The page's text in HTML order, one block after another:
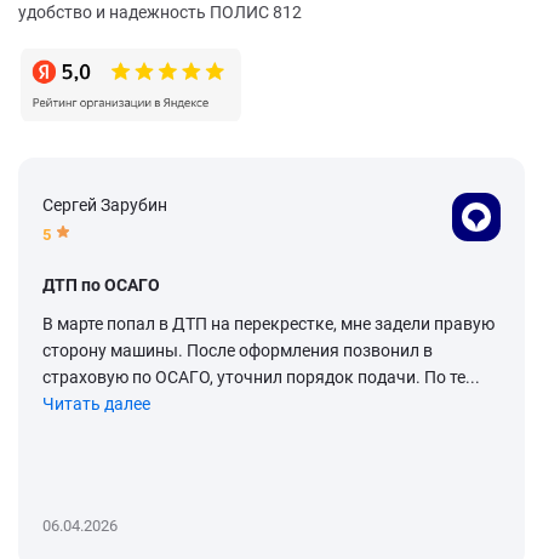
удобство и надежность ПОЛИС 812
Сергей Зарубин
5
ДТП по ОСАГО
В марте попал в ДТП на перекрестке, мне задели правую
сторону машины. После оформления позвонил в
страховую по ОСАГО, уточнил порядок подачи. По те...
Читать далее
06.04.2026